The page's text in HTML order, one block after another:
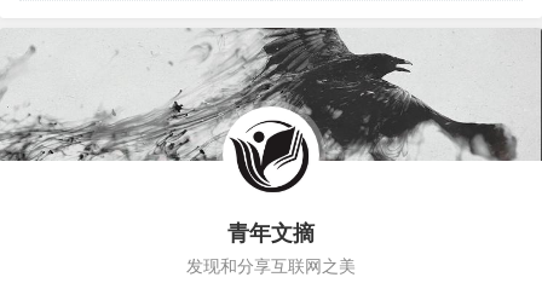
因为爱，批评孩子是因为负责。可为什么有时…
青年文摘
发现和分享互联网之美